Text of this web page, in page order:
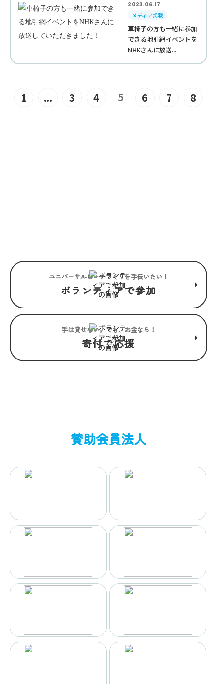
2023.06.17
メディア掲載
車椅子の方も一緒に参加
できる地引網イベントを
NHKさんに放送...
1 ... 3 4 5 6 7 8
ユニバーサルビーチつくりを手伝いたい！
ボランティアで参加
手は貸せない。でも、お金なら！
寄付で応援
賛助会員法人